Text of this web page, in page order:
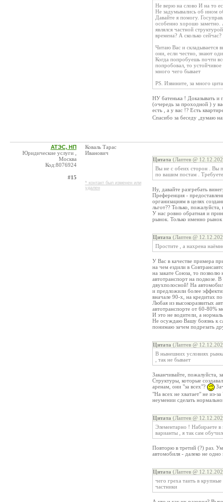
Не верю на слово И на то
Не задумывались об ином
Давайте я помогу.
особенно хорошо заметно.
являлся частной
времена? А сколько
Читаю Вас и складывается
они, если честно, знают
Когда попробуешь почти
попробовал, то
много чего бывает
PS. Извините, за много
НУ батенька ! Доказывать и
(очередь за проходной ) у
есть , а у вас !? Есть
Спасибо за беседу ,думаю
АТЭС, НП
Юридические услуги ,
Москва
Код:8076924
#15
Коваль Тарас
Иванович
* контакт был изменен или
удален
Цитата (Лаптев @
Вы не с обеих сторон . Вы
по вашим постам .
Ну, давайте разгребать
Преференция -
организациям в целях
льгот?? Только,
У нас ровно обратная и
рынок. Только именно рынок
Цитата (Лаптев @
Простите , а нахрена
У Вас в качестве примера
на чем ездили в
на закате Союза, то
автотранспорт на подвозе.
двухполосной! На
и предложили более
вначале 90-х, на кредитах
Любая из высокоразвитых
автотранспорте от 60-80%
И это не водители, а
Не осуждаю Вашу боязнь к
понимаю зачем подрезать
Цитата (Лаптев @
В нынешних условиях
, так не бывает
Заканчивайте, пожалуйста,
Структуры, которые
аренам, они "за всех"?
"На всех не хватает" не из-
неумении сделать
Цитата (Лаптев @
Элементарно ! Набираете
варианты , я так сам
Повторю в третий (?) раз.
автомобиля - далеко не
Цитата (Лаптев @
чего греха таить в
частники